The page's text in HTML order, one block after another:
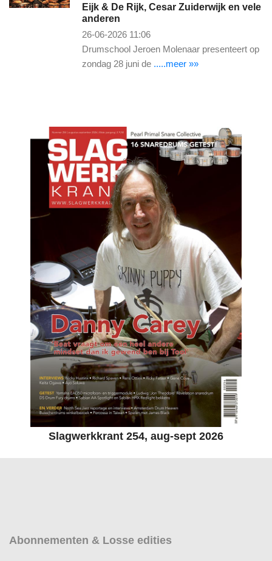
Eijk & De Rijk, Cesar Zuiderwijk en vele
anderen
26-06-2026 11:06
Drumschool Jeroen Molenaar presenteert op
zondag 28 juni de .....meer »»
Slagwerkkrant 254, aug-sept 2026
Abonnementen & Losse edities